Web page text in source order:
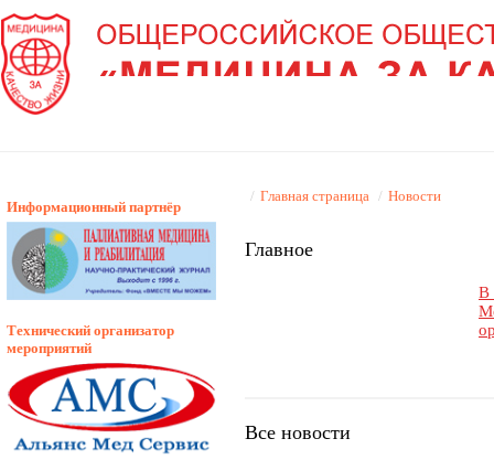
Информационный партнёр
Технический организатор
мероприятий
/ Главная страница / Новости
Главное
В
Все новости